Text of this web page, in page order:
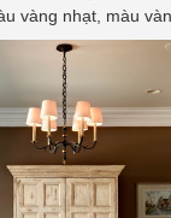
vàng nhạt, màu